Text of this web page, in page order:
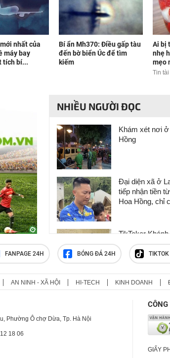
nhất của
máy bay
tích bí...
Bí ẩn Mh370: Điều gấp tàu
đến bờ biển Úc để tìm
kiếm
Ai bị
nhẹ
mẹo
Tin
NHIỀU NGƯỜI ĐỌC
Khám xét nơi
Hồng
Đại diện xã ở
tiếp nhận tiền
Hoa Hồng, chỉ
TikToker
Hồ Văn Khoa bị
Huấn Hoa
khiến nhiều
FANPAGE 24H BÓNG ĐÁ 24H
AN NINH - XÃ HỘI HI-TECH KINH DOANH
Phường Ô chợ Dừa, Tp. Hà Nội
18 06
GIẤY